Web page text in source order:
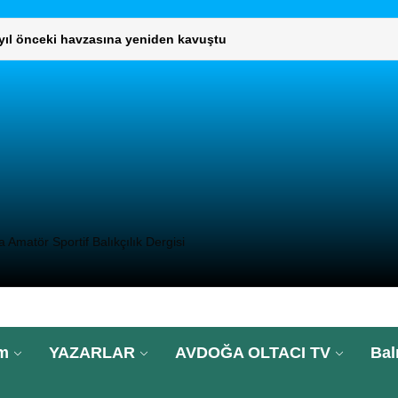
KURUL TOPLANTISI GERÇEKLEŞTİ
önceki havzasına yeniden kavuştu
KURUL TOPLANTISI GERÇEKLEŞTİ
Sportif Balıkçılık Dergisi
YAZARLAR AVDOĞA OLTACI TV